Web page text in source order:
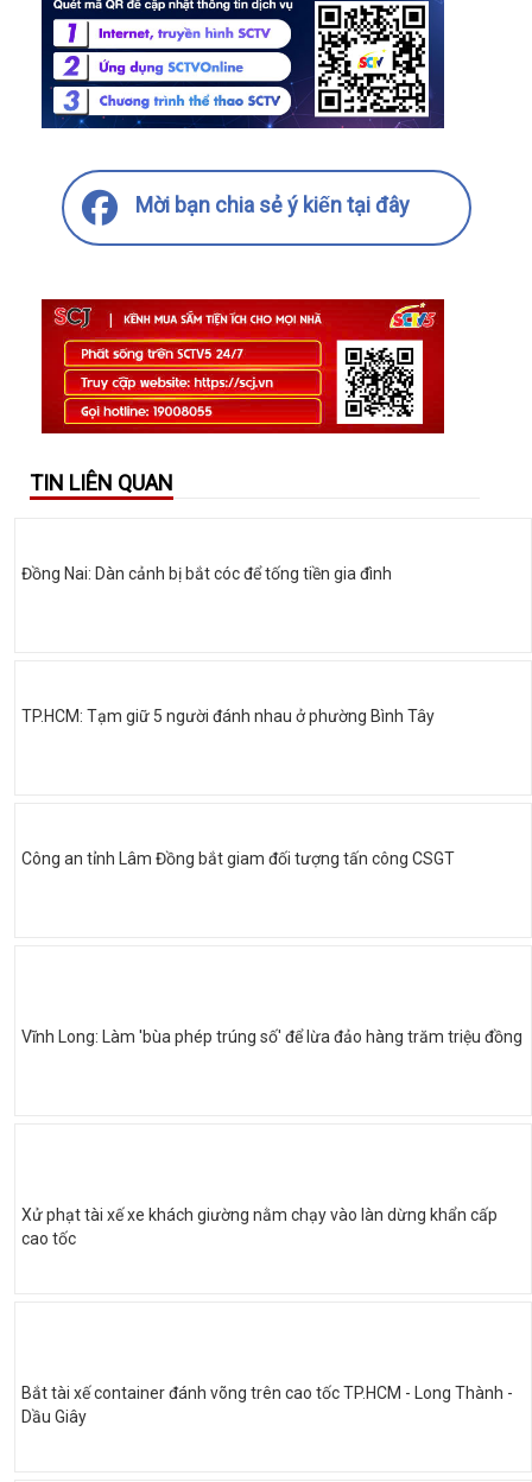
Mời bạn chia sẻ ý kiến tại đây
TIN LIÊN QUAN
Đồng Nai: Dàn cảnh bị bắt cóc để tống tiền gia đình
TP.HCM: Tạm giữ 5 người đánh nhau ở phường Bình Tây
Công an tỉnh Lâm Đồng bắt giam đối tượng tấn công CSGT
Vĩnh Long: Làm 'bùa phép trúng số' để lừa đảo hàng trăm triệu đồng
Xử phạt tài xế xe khách giường nằm chạy vào làn dừng khẩn cấp
cao tốc
Bắt tài xế container đánh võng trên cao tốc TP.HCM - Long Thành -
Dầu Giây